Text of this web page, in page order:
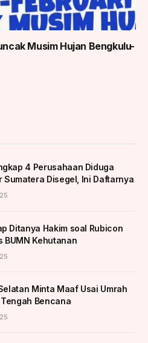
Musim Hujan Bengkulu-
4 Perusahaan Diduga
Sumatera Disegel, Ini Daftarnya
Ditanya Hakim soal Rubicon
BUMN Kehutanan
Minta Maaf Usai Umrah
Bencana